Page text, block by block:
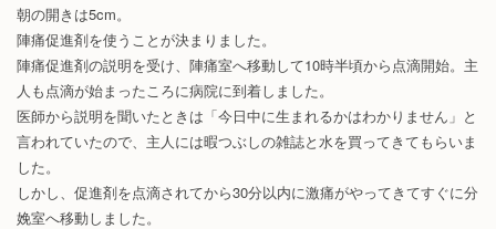
朝の開きは5cm。
陣痛促進剤を使うことが決まりました。
陣痛促進剤の説明を受け、陣痛室へ移動して10時半頃から点滴開始。主
人も点滴が始まったころに病院に到着しました。
医師から説明を聞いたときは「今日中に生まれるかはわかりません」と
言われていたので、主人には暇つぶしの雑誌と水を買ってきてもらいま
した。
しかし、促進剤を点滴されてから30分以内に激痛がやってきてすぐに分
娩室へ移動しました。